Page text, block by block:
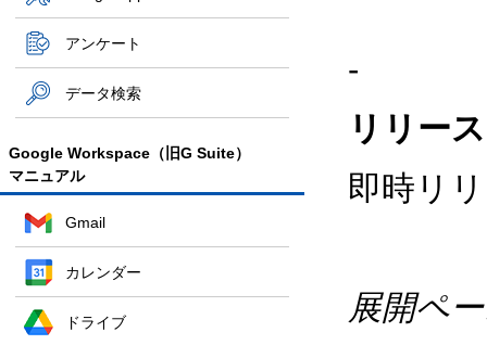
アンケート
データ検索
Google Workspace（旧G Suite）
マニュアル
Gmail
カレンダー
ドライブ
-
リリー
即時リ
展開ペ